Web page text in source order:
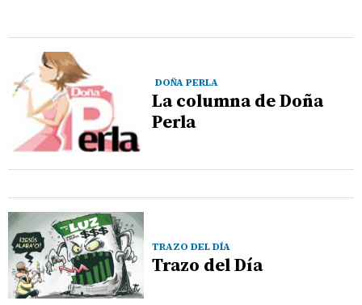
DOÑA PERLA
La columna de Doña
Perla
TRAZO DEL DÍA
Trazo del Día